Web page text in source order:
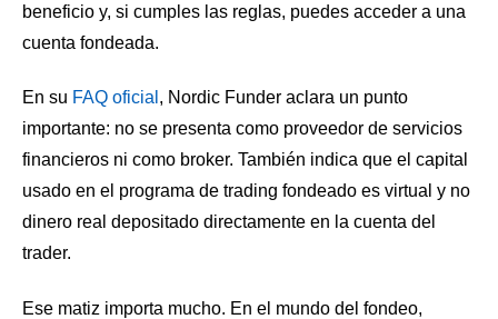
beneficio y, si cumples las reglas, puedes acceder a una
cuenta fondeada.
En su FAQ oficial , Nordic Funder aclara un punto
importante: no se presenta como proveedor de servicios
financieros ni como broker. También indica que el capital
usado en el programa de trading fondeado es virtual y no
dinero real depositado directamente en la cuenta del
trader.
Ese matiz importa mucho. En el mundo del fondeo,